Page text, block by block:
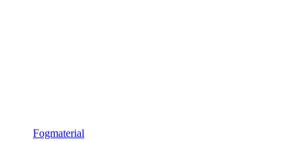
Fogmaterial